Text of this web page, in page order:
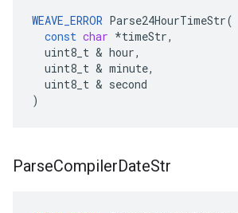
WEAVE_ERROR Parse24HourTimeStr(
const char *timeStr,
uint8_t & hour,
uint8_t & minute,
uint8_t & second
)
ParseCompilerDateStr